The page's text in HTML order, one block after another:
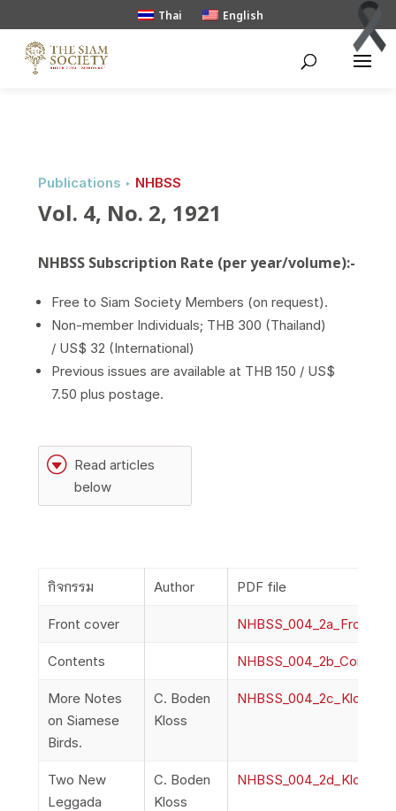
Thai English
Publications ‣ NHBSS
Vol. 4, No. 2, 1921
NHBSS Subscription Rate (per year/volume):-
Free to Siam Society Members (on request).
Non-member Individuals; THB 300 (Thailand)
/ US$ 32 (International)
Previous issues are available at THB 150 / US$
7.50 plus postage.
G Read articles
below
กิจกรรม Author PDF file
Front cover
Contents NHBSS_004_2b_Contents
More Notes
on Siamese
Birds.
C. Boden
Kloss
Two New
Leggada
C. Boden
Kloss